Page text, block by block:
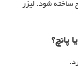
شود. لیزر